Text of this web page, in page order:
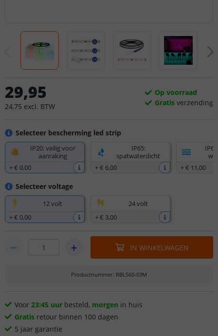
Selecteer bescherming led strip
IP20: veilig voor
aanraking
+€ 0,00
IP65:
spatwaterdicht
+€ 6,00
+€ 11,00
Selecteer voltage
12 volt
+€ 0,00
24 volt
+€ 3,00
29,95
24,75 excl. BTW
Op voorraad
Gratis verzending
IN WINKELWAGEN
Productnummer: RBLS60-03M
Voor 23:45 uur besteld, morgen in huis
Gratis retour binnen 100 dagen
5 jaar garantie